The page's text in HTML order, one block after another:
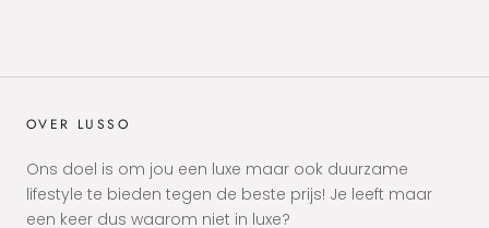
OVER LUSSO
Ons doel is om jou een luxe maar ook duurzame
lifestyle te bieden tegen de beste prijs! Je leeft maar
een keer dus waarom niet in luxe?